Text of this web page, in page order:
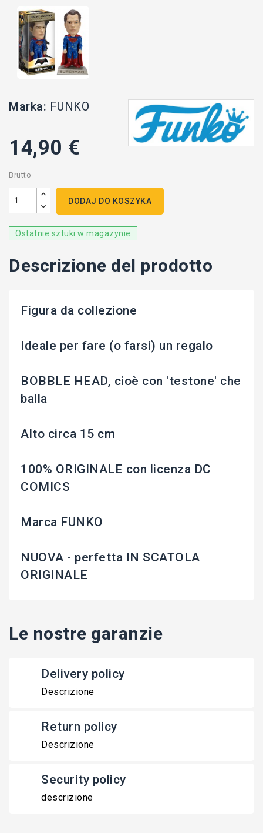
Marka: FUNKO
14,90 €
Brutto
DODAJ DO KOSZYKA
Ostatnie sztuki w magazynie
Descrizione del prodotto
Figura da collezione
Ideale per fare (o farsi) un regalo
BOBBLE HEAD, cioè con 'testone' che
balla
Alto circa 15 cm
100% ORIGINALE con licenza DC
COMICS
Marca FUNKO
NUOVA - perfetta IN SCATOLA
ORIGINALE
Le nostre garanzie
Delivery policy
Descrizione
Return policy
Descrizione
Security policy
descrizione